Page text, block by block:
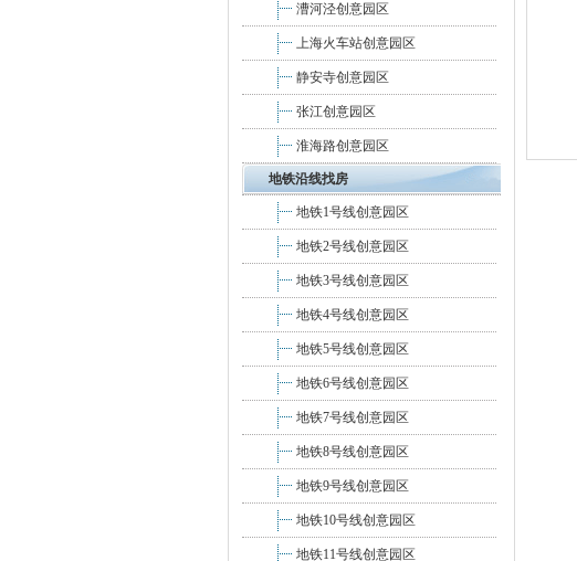
漕河泾创意园区
上海火车站创意园区
静安寺创意园区
张江创意园区
淮海路创意园区
地铁沿线找房
地铁1号线创意园区
地铁2号线创意园区
地铁3号线创意园区
地铁4号线创意园区
地铁5号线创意园区
地铁6号线创意园区
地铁7号线创意园区
地铁8号线创意园区
地铁9号线创意园区
地铁10号线创意园区
地铁11号线创意园区